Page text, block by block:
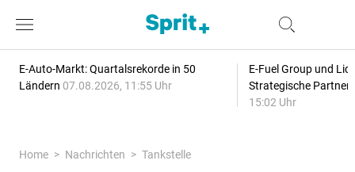
E-Auto-Markt: Quartalsrekorde in 50
Ländern 07.08.2026, 11:55 Uhr
E-Fuel Group und
Strategische
15:02 Uhr
Home Nachrichten
Tankstelle